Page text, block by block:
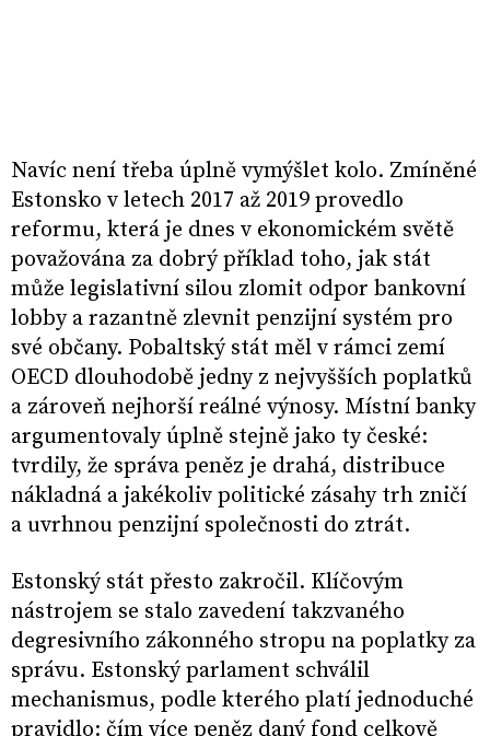
Navíc není třeba úplně vymýšlet kolo. Zmíněné
Estonsko v letech 2017 až 2019 provedlo
reformu, která je dnes v ekonomickém světě
považována za dobrý příklad toho, jak stát
může legislativní silou zlomit odpor bankovní
lobby a razantně zlevnit penzijní systém pro
své občany. Pobaltský stát měl v rámci zemí
OECD dlouhodobě jedny z nejvyšších poplatků
a zároveň nejhorší reálné výnosy. Místní banky
argumentovaly úplně stejně jako ty české:
tvrdily, že správa peněz je drahá, distribuce
nákladná a jakékoliv politické zásahy trh zničí
a uvrhnou penzijní společnosti do ztrát.
Estonský stát přesto zakročil. Klíčovým
nástrojem se stalo zavedení takzvaného
degresivního zákonného stropu na poplatky za
správu. Estonský parlament schválil
mechanismus, podle kterého platí jednoduché
pravidlo: čím více peněz daný fond celkově